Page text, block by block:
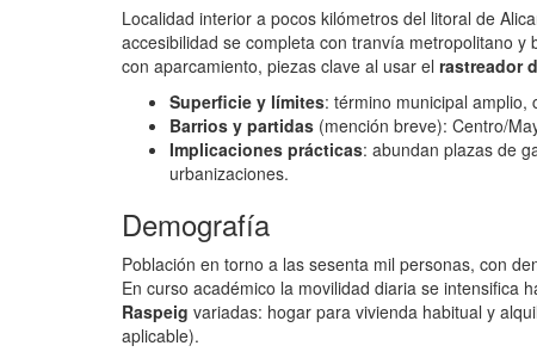
Localidad interior a pocos kilómetros del litoral de
accesibilidad se completa con tranvía metropolitano
con aparcamiento, piezas clave al usar el rastreador
Superficie y límites: término municipal amplio,
Barrios y partidas (mención breve): Centro/
Implicaciones prácticas: abundan plazas de
urbanizaciones.
Demografía
Población en torno a las sesenta mil personas, con
En curso académico la movilidad diaria se intensifica
Raspeig variadas: hogar para vivienda habitual y
aplicable).